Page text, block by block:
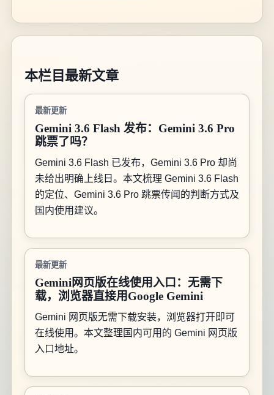
本栏目最新文章
最新更新
Gemini 3.6 Flash 发布：Gemini 3.6 Pro
跳票了吗？
Gemini 3.6 Flash 已发布，Gemini 3.6 Pro 却尚
未给出明确上线日。本文梳理 Gemini 3.6 Flash
的定位、Gemini 3.6 Pro 跳票传闻的判断方式及
国内使用建议。
最新更新
Gemini网页版在线使用入口：无需下
载，浏览器直接用Google Gemini
Gemini 网页版无需下载安装，浏览器打开即可
在线使用。本文整理国内可用的 Gemini 网页版
入口地址。